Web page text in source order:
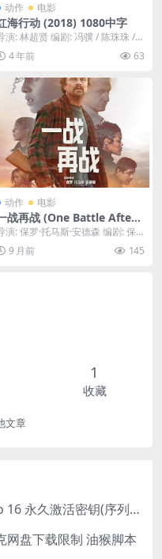
动作 电影
海行动 (2018) 1080中字
演: 林超贤 编剧: 冯骥 / 陈珠珠 /
明杰 主演: 张译 / 黄景瑜 ...
4 年前 63
动作 电影
战再战 (One Battle After
– 2025 – 战争/历史
4K同步更新 – 夸克网盘/迅
网盘免费下载 | 4ho电影资
演: 保罗·托马斯·安德森 编剧: 保
·托马斯·安德森 / 托马斯·品钦 又...
9 月前 145
1
收藏
文章
VMware Workstation Pro 16 永久激活密钥(序列号)
网盘下载限制 油猴脚本